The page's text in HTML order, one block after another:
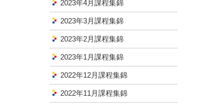
2023年4月課程集錦
2023年3月課程集錦
2023年2月課程集錦
2023年1月課程集錦
2022年12月課程集錦
2022年11月課程集錦